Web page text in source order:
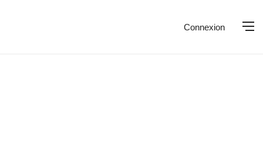
Connexion